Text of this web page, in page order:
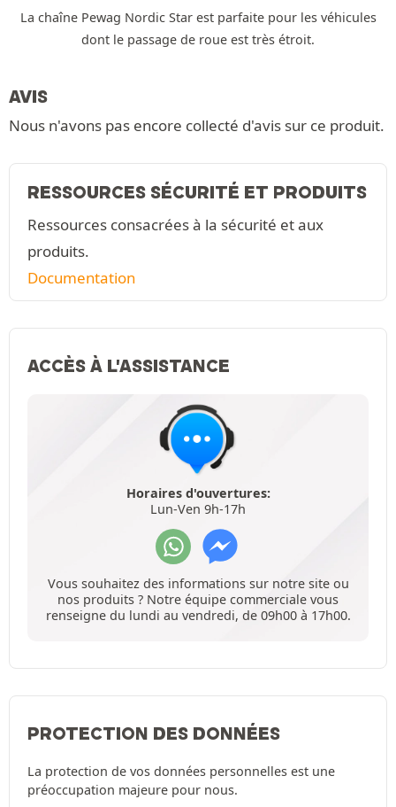
La chaîne Pewag Nordic Star est parfaite pour les véhicules
dont le passage de roue est très étroit.
AVIS
Nous n'avons pas encore collecté d'avis sur ce produit.
RESSOURCES SÉCURITÉ ET PRODUITS
Ressources consacrées à la sécurité et aux
produits.
Documentation
ACCÈS À L'ASSISTANCE
Horaires d'ouvertures:
Lun-Ven 9h-17h
Vous souhaitez des informations sur notre site ou
nos produits ? Notre équipe commerciale vous
renseigne du lundi au vendredi, de 09h00 à 17h00.
PROTECTION DES DONNÉES
La protection de vos données personnelles est une
préoccupation majeure pour nous.